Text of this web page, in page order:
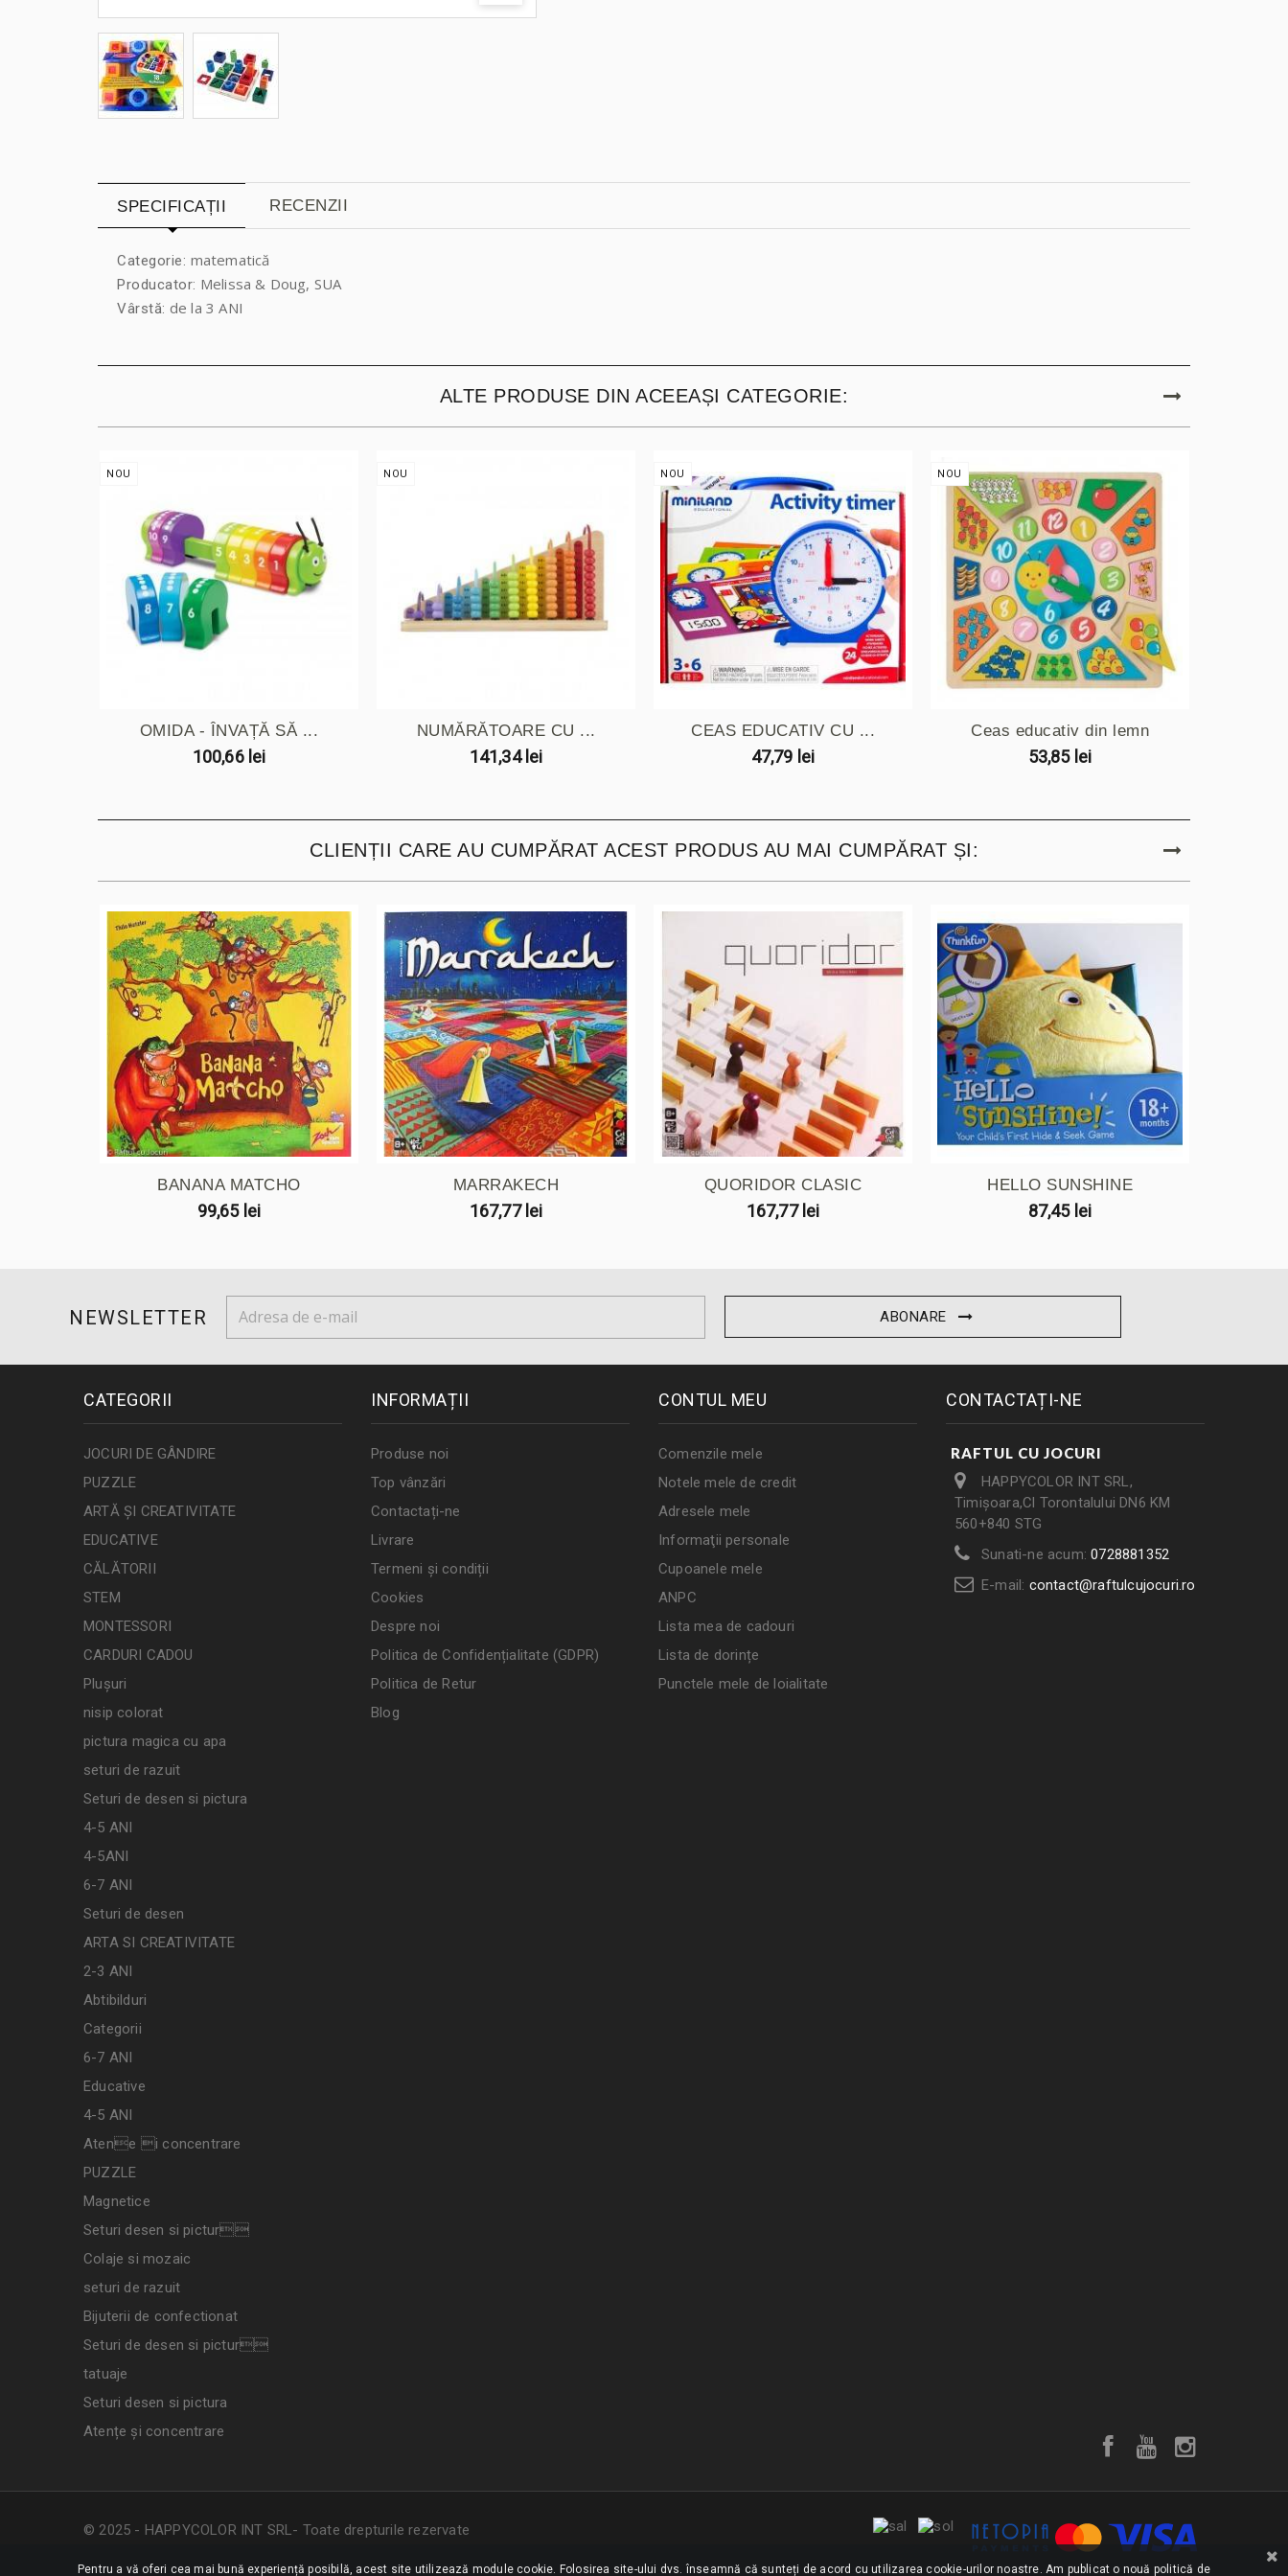
SPECIFICAȚII RECENZII
Categorie: matematică
Producator: Melissa & Doug, SUA
Vârstă: de la 3 ANI
ALTE PRODUSE DIN ACEEAȘI CATEGORIE:
NOU
OMIDA - ÎNVAȚĂ SĂ ...
100,66 lei
NOU
NUMĂRĂTOARE CU ...
141,34 lei
NOU
CEAS EDUCATIV CU ...
47,79 lei
NOU
Ceas educativ din lemn
53,85 lei
CLIENȚII CARE AU CUMPĂRAT ACEST PRODUS AU MAI CUMPĂRAT ȘI:
BANANA MATCHO
99,65 lei
MARRAKECH
167,77 lei
QUORIDOR CLASIC
167,77 lei
HELLO SUNSHINE
87,45 lei
NEWSLETTER ABONARE
CATEGORII
JOCURI DE GÂNDIRE
PUZZLE
ARTĂ ȘI CREATIVITATE
EDUCATIVE
CĂLĂTORII
STEM
MONTESSORI
CARDURI CADOU
Plușuri
nisip colorat
pictura magica cu apa
seturi de razuit
Seturi de desen si pictura
4-5 ANI
4-5ANI
6-7 ANI
Seturi de desen
ARTA SI CREATIVITATE
2-3 ANI
Abtibilduri
Categorii
6-7 ANI
Educative
4-5 ANI
Atene i concentrare
PUZZLE
Magnetice
Seturi desen si pictur
Colaje si mozaic
seturi de razuit
Bijuterii de confectionat
Seturi de desen si pictur
tatuaje
Seturi desen si pictura
Atențe și concentrare
INFORMAȚII
Produse noi
Top vânzări
Contactați-ne
Livrare
Termeni și condiții
Cookies
Despre noi
Politica de Confidențialitate (GDPR)
Politica de Retur
Blog
CONTUL MEU
Comenzile mele
Notele mele de credit
Adresele mele
Informaţii personale
Cupoanele mele
ANPC
Lista mea de cadouri
Lista de dorințe
Punctele mele de loialitate
CONTACTAȚI-NE
RAFTUL CU JOCURI
HAPPYCOLOR INT SRL,
Timișoara,Cl Torontalului DN6 KM
560+840 STG
Sunati-ne acum:0728881352
E-mail: contact@raftulcujocuri.ro
© 2025 - HAPPYCOLOR INT SRL- Toate drepturile rezervate
Pentru a vă oferi cea mai bună experiență posibilă, acest site utilizează module cookie. Folosirea site-ului dvs. înseamnă că sunteți de acord cu utilizarea cookie-urilor noastre. Am publicat o nouă politică de